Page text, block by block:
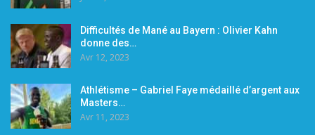
Difficultés de Mané au Bayern : Olivier Kahn
donne des…
Avr 12, 2023
Athlétisme – Gabriel Faye médaillé d’argent aux
Masters…
Avr 11, 2023